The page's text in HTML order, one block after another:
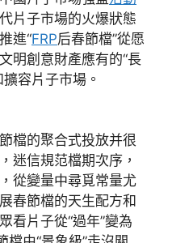
片子市場的火爆狀態
進“FRP后春節檔”從愿
明創意財產應有的“長
容片子市場。
的聚合式投放并很
迷信規范檔期次序，
從變量中尋覓常量尤
春節檔的天生配方和
看片子從“過年”變為